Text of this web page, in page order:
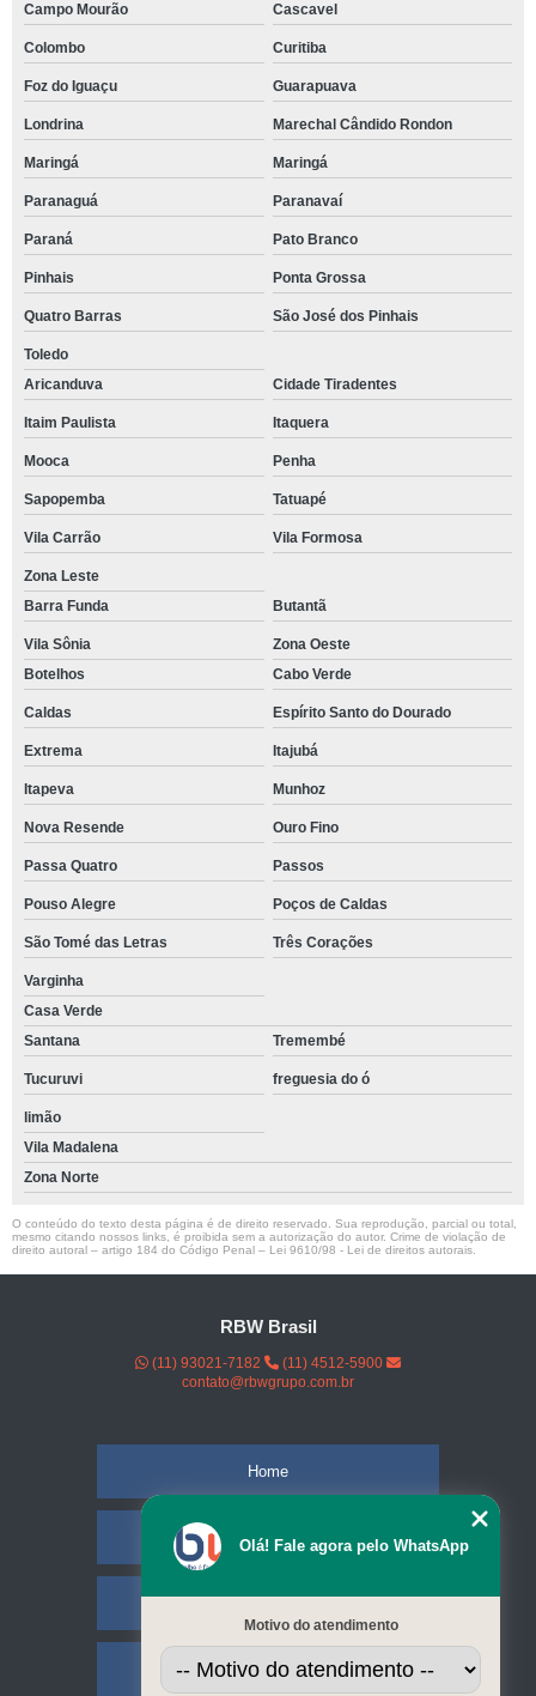
Campo Mourão Cascavel
Colombo Curitiba
Foz do Iguaçu Guarapuava
Londrina Marechal Cândido Rondon
Maringá Maringá
Paranaguá Paranavaí
Paraná Pato Branco
Pinhais Ponta Grossa
Quatro Barras São José dos Pinhais
Toledo
Aricanduva
Cidade Tiradentes
Itaim Paulista Itaquera
Mooca Penha
Sapopemba Tatuapé
Vila Carrão Vila Formosa
Zona Leste
Barra Funda
Butantã
Vila Sônia
Zona Oeste
Botelhos
Cabo Verde
Caldas Espírito Santo do Dourado
Extrema Itajubá
Itapeva Munhoz
Nova Resende Ouro Fino
Passa Quatro Passos
Pouso Alegre Poços de Caldas
São Tomé das Letras Três Corações
Varginha
Casa Verde
Santana
Tremembé
Tucuruvi freguesia do ó
limão
Vila Madalena
Zona Norte
O conteúdo do texto desta página é de direito reservado. Sua reprodução, parcial ou total,
mesmo citando nossos links, é proibida sem a autorização do autor. Crime de violação de
direito autoral – artigo 184 do Código Penal – Lei 9610/98 - Lei de direitos autorais
RBW Brasil
(11) 93021-7182
(11) 4512-5900
contato@rbwgrupo.com.br
Home
Empresa
Serviços
Olá! Fale agora pelo WhatsApp
Motivo do atendimento